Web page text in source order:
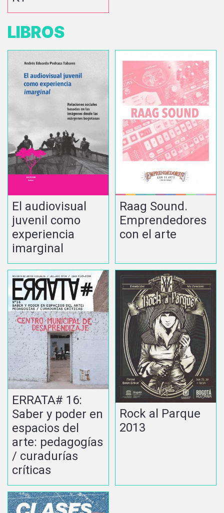
LIBROS
El audiovisual
juvenil como
experiencia
imarginal
Raag Sound.
Emprendedores
con el arte
ERRATA# 16:
Saber y poder en
espacios del
arte: pedagogías
/ curadurías
críticas
Rock al Parque
2013